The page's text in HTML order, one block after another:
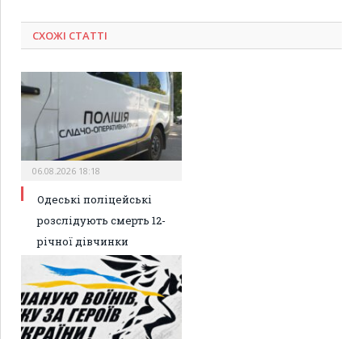
СХОЖІ СТАТТІ
06.08.2026 18:18
Одеські поліцейські
розслідують смерть 12-
річної дівчинки